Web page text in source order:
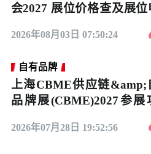
会2027 展位价格查及展位申请
2026年08月03日 07:50:24
自有品牌
上海CBME供应链&amp;
品牌展(CBME)2027参展
2026年07月28日 19:52:56